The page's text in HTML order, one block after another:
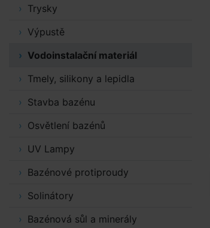
Trysky
Výpustě
Vodoinstalační materiál
Tmely, silikony a lepidla
Stavba bazénu
Osvětlení bazénů
UV Lampy
Bazénové protiproudy
Solinátory
Bazénová sůl a minerály